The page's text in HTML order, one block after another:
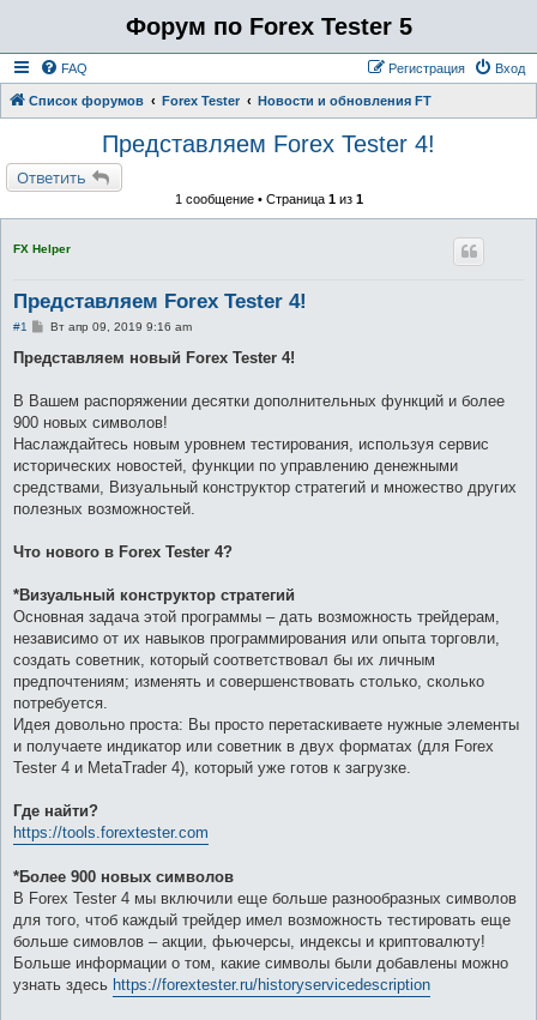
Форум по Forex Tester 5
FAQ Вход
Регистрация
Список форумов Forex Tester Новости и обновления FT
Представляем Forex Tester 4!
Ответить
1 сообщение • Страница 1из 1
FX Helper
Представляем Forex Tester 4!
#1
С
о
б
е
и
е
Вт апр 09, 2019 9:16 am
Представляем новый Forex Tester 4!
В Вашем распоряжении десятки дополнительных функций и более
900 новых символов!
Наслаждайтесь новым уровнем тестирования, используя сервис
исторических новостей, функции по управлению денежными
средствами, Визуальный конструктор стратегий и множество других
полезных возможностей.
Что нового в Forex Tester 4?
*Визуальный конструктор стратегий
Основная задача этой программы – дать возможность трейдерам,
независимо от их навыков программирования или опыта торговли,
создать советник, который соответствовал бы их личным
предпочтениям; изменять и совершенствовать столько, сколько
потребуется.
Идея довольно проста: Вы просто перетаскиваете нужные элементы
и получаете индикатор или советник в двух форматах (для Forex
Tester 4 и MetaTrader 4), который уже готов к загрузке.
Где найти?
https://tools.forextester.com
*Более 900 новых символов
В Forex Tester 4 мы включили еще больше разнообразных символов
для того, чтоб каждый трейдер имел возможность тестировать еще
больше симовлов – акции, фьючерсы, индексы и криптовалюту!
Больше информации о том, какие символы были добавлены можно
узнать здесь https://forextester.ru/historyservicedescription